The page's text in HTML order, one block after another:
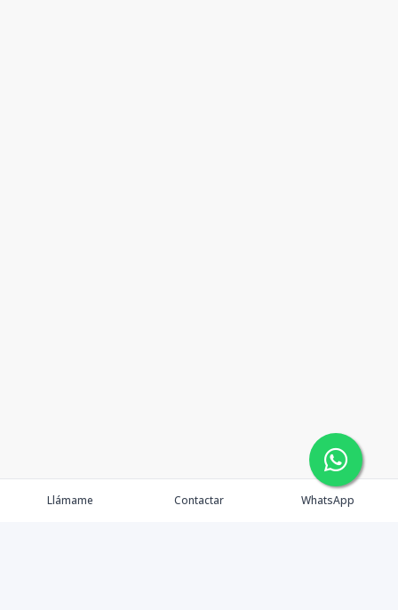
Llámame Contactar WhatsApp